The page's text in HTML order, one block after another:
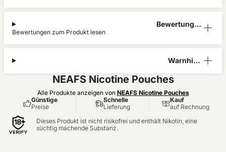
Bewertunge
Bewertungen zum Produkt lesen
Warnhinw
NEAFS Nicotine Pouches
Alle Produkte anzeigen von NEAFS Nicotine Pouches
Günstige
Preise
Schnelle
Lieferung
Kauf
auf Rechnung
Dieses Produkt ist nicht risikofrei und enthält Nikotin, eine
süchtig machende Substanz.